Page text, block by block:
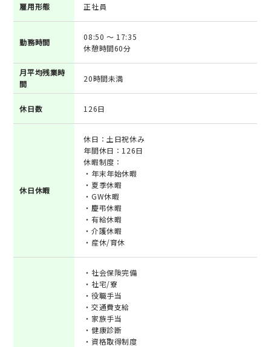
雇用形態 正社員
勤務時間
08:50 ～ 17:35
休憩時間60分
月平均残業時
間
20時間未満
休日数 126日
休日休暇
休日：土日祝休み
年間休日：126日
休暇制度：
・年末年始休暇
・夏季休暇
・GW休暇
・慶弔休暇
・有給休暇
・介護休暇
・産休/育休
・社会保険完備
・社宅/寮
・役職手当
・交通費支給
・家族手当
・健康診断
・資格取得制度